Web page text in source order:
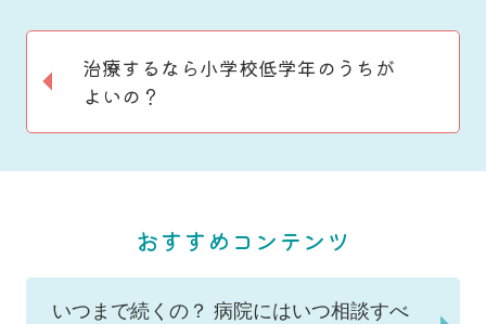
治療するなら小学校低学年のうちが
よいの？
おすすめコンテンツ
いつまで続くの？ 病院にはいつ相談すべ